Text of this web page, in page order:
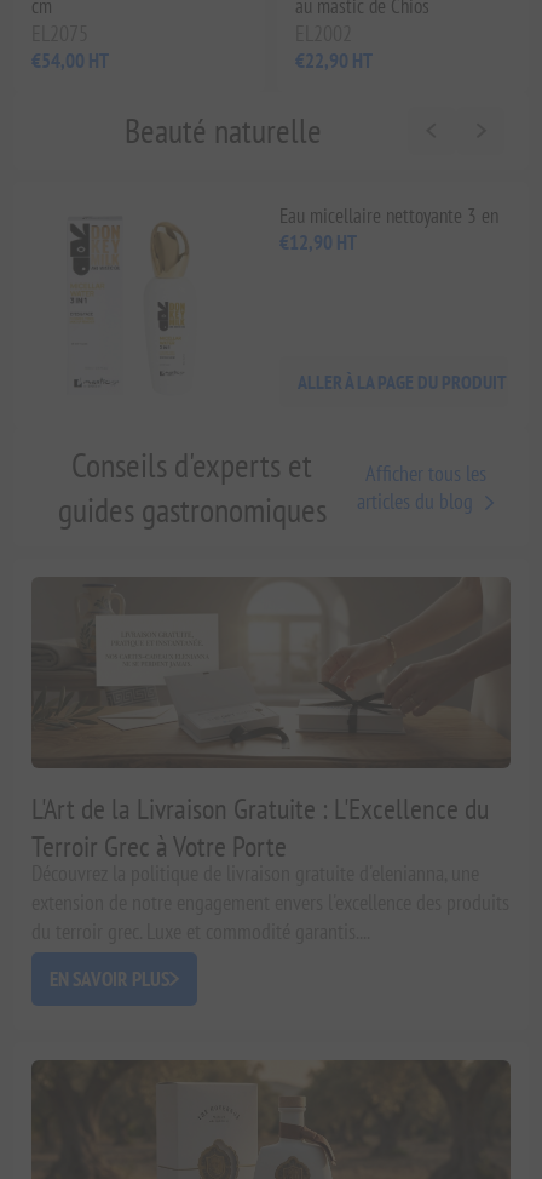
cm
€54,00 HT
au mastic de Chios
€22,90 HT
Beauté naturelle
Eau micellaire nettoyante 3 en
1 au lait d'ânesse et à l'huile
€12,90 HT
ALLER À LA PAGE DU PRODUIT
Conseils d'experts et
guides gastronomiques
Afficher tous les
articles du blog
L'Art de la Livraison Gratuite : L'Excellence du
Terroir Grec à Votre Porte
EN SAVOIR PLUS